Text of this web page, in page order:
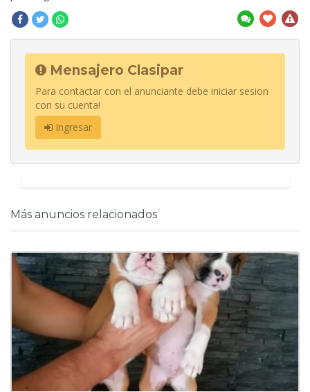
Mensajero Clasipar
Para contactar con el anunciante debe iniciar sesion
con su cuenta!
Ingresar
Más anuncios relacionados